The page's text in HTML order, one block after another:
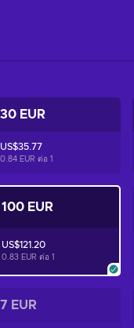
30 EUR
US$35.77
0.84 EUR ต่อ 1
100 EUR
US$121.20
0.83 EUR ต่อ 1
7 EUR